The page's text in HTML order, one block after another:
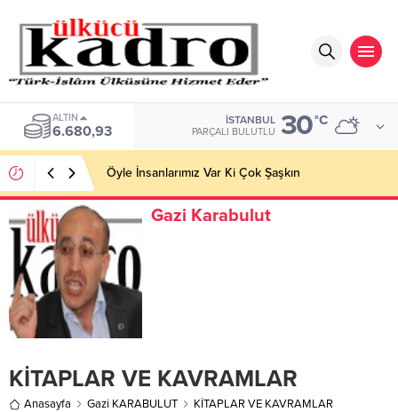
ALTIN
6.680,93
İSTANBUL
PARÇALI BULUTLU 30°C
Öyle İnsanlarımız Var Ki Çok Şaşkın
Gazi Karabulut
KİTAPLAR VE KAVRAMLAR
Anasayfa Gazi KARABULUT KİTAPLAR VE KAVRAMLAR